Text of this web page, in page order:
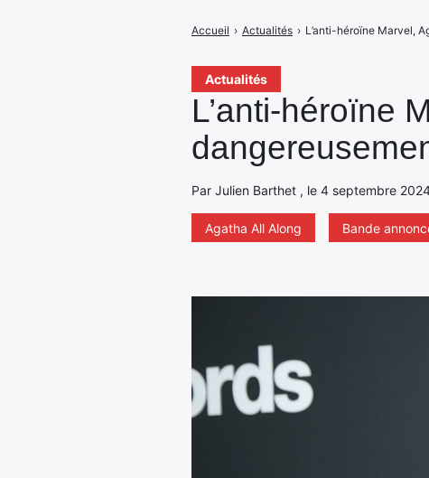
Actualités
L’anti-héroïne
Par Julien Barthet , le 4 septembre
Agatha All Along Bande
Accueil › Actualités › L’anti-héroïne Marvel,